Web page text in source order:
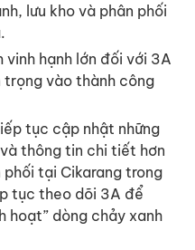
lưu kho và phân phối
vinh hạnh lớn đối với 3A
trọng vào thành công
tục cập nhật những
thông tin chi tiết hơn
tại Cikarang trong
tục theo dõi 3A để
hoạt” dòng chảy xanh